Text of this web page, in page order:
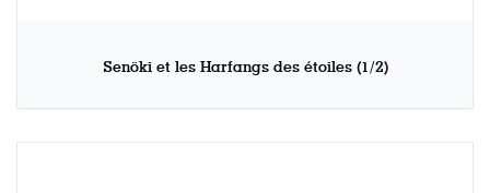
Senöki et les Harfangs des étoiles (1/2)